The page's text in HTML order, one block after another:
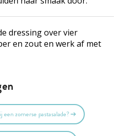
dressing over vier
en zout en werk af met
zomerse pastasalade?